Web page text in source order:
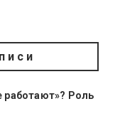
работают»? Роль